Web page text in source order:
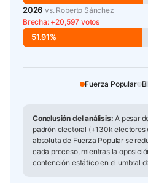
2026 vs. Roberto Sánchez
Brecha: +20,597 votos
51.91%
Fuerza Popular
Conclusión del análisis: A pesar
padrón electoral (+130k electores
absoluta de Fuerza Popular se
cada proceso, mientras la
contención estático en el umbral